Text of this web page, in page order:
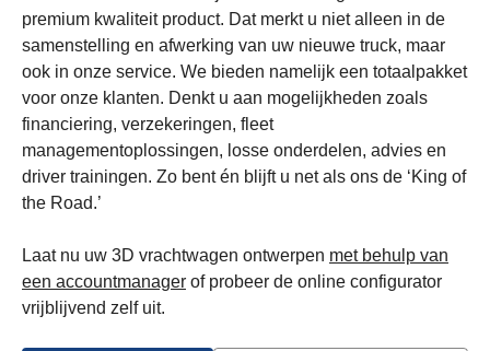
premium kwaliteit product. Dat merkt u niet alleen in de
samenstelling en afwerking van uw nieuwe truck, maar
ook in onze service. We bieden namelijk een totaalpakket
voor onze klanten. Denkt u aan mogelijkheden zoals
financiering, verzekeringen, fleet
managementoplossingen, losse onderdelen, advies en
driver trainingen. Zo bent én blijft u net als ons de ‘King of
the Road.’
Laat nu uw 3D vrachtwagen ontwerpen met behulp van
een accountmanager of probeer de online configurator
vrijblijvend zelf uit.